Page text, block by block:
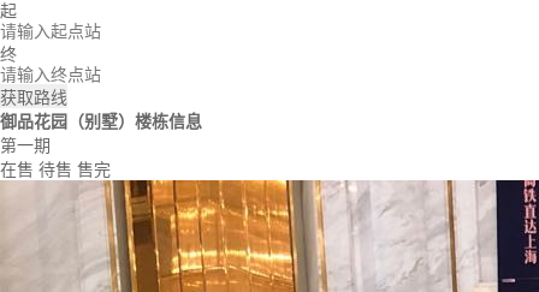
起
终
获取路线
御品花园（别墅）楼栋信息
第一期
在售 待售 售完